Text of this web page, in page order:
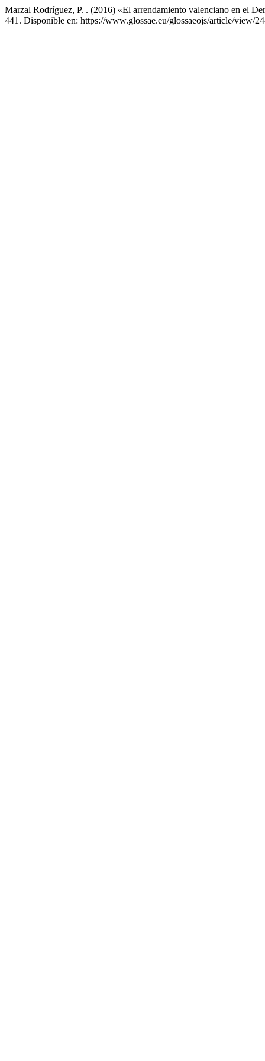
Marzal Rodríguez, P. . (2016) «El arrendamiento valenciano en el
441. Disponible en: https://www.glossae.eu/glossaeojs/article/view/